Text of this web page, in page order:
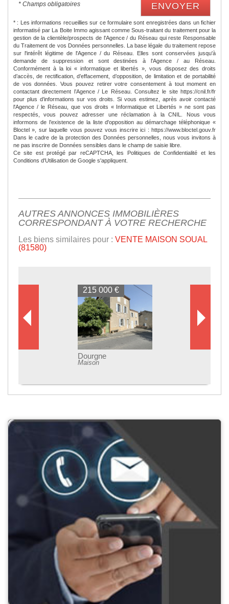
* Champs obligatoires ENVOYER
* : Les informations recueillies sur ce formulaire sont enregistrées dans un fichier
informatisé par La Boite Immo agissant comme Sous-traitant du traitement pour la
gestion de la clientèle/prospects de l'Agence / du Réseau qui reste Responsable
du Traitement de vos Données personnelles. La base légale du traitement repose
sur l'intérêt légitime de l'Agence / du Réseau. Elles sont conservées jusqu'à
demande de suppression et sont destinées à l'Agence / au Réseau.
Conformément à la loi « informatique et libertés », vous disposez des droits
d’accès, de rectification, d’effacement, d’opposition, de limitation et de portabilité
de vos données. Vous pouvez retirer votre consentement à tout moment en
contactant directement l’Agence / Le Réseau. Consultez le site https://cnil.fr/fr
pour plus d’informations sur vos droits. Si vous estimez, après avoir contacté
l'Agence / le Réseau, que vos droits « Informatique et Libertés » ne sont pas
respectés, vous pouvez adresser une réclamation à la CNIL. Nous vous
informons de l’existence de la liste d'opposition au démarchage téléphonique «
Bloctel », sur laquelle vous pouvez vous inscrire ici : https://www.bloctel.gouv.fr
Dans le cadre de la protection des Données personnelles, nous vous invitons à
ne pas inscrire de Données sensibles dans le champ de saisie libre.
Ce site est protégé par reCAPTCHA, les
Politiques de Confidentialité et les
Conditions d'Utilisation de Google s'appliquent.
AUTRES ANNONCES IMMOBILIÈRES
CORRESPONDANT À VOTRE RECHERCHE
Les biens similaires pour : VENTE MAISON SOUAL
(81580)
215 000 €
Dourgne
Maison